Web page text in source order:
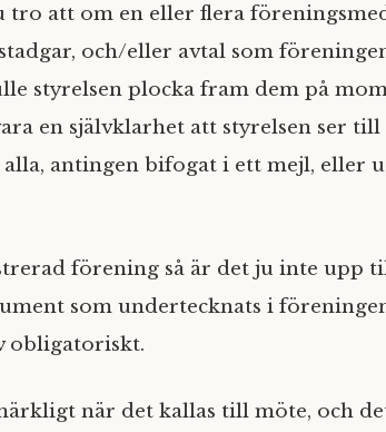
tro att om en eller flera
och/eller avtal som
styrelsen plocka fram dem på
en självklarhet att styrelsen ser
antingen bifogat i ett mejl, eller
förening så är det ju inte upp
som undertecknats i
obligatoriskt.
när det kallas till möte, och